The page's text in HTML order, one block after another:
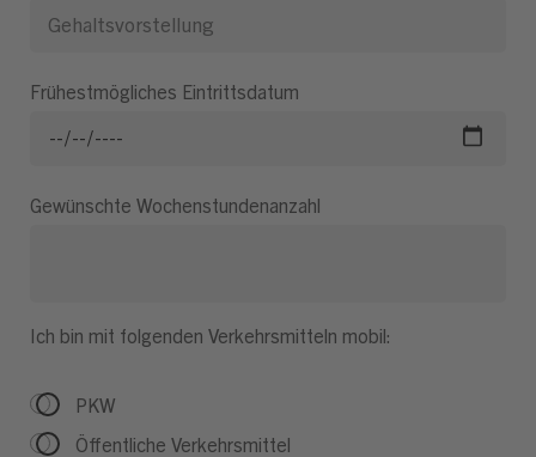
Frühestmögliches Eintrittsdatum
Gewünschte Wochenstundenanzahl
Ich bin mit folgenden Verkehrsmitteln mobil:
PKW
Öffentliche Verkehrsmittel